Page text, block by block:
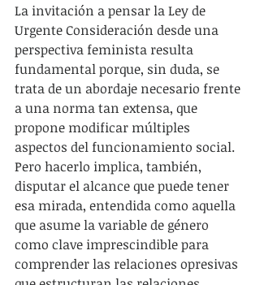
La invitación a pensar la Ley de
Urgente Consideración desde una
perspectiva feminista resulta
fundamental porque, sin duda, se
trata de un abordaje necesario frente
a una norma tan extensa, que
propone modificar múltiples
aspectos del funcionamiento social.
Pero hacerlo implica, también,
disputar el alcance que puede tener
esa mirada, entendida como aquella
que asume la variable de género
como clave imprescindible para
comprender las relaciones opresivas